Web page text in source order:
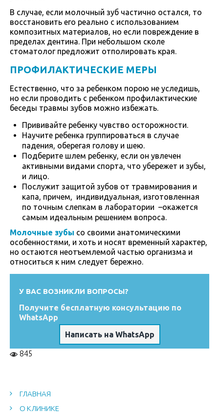
В случае, если молочный зуб частично остался, то
восстановить его реально с использованием
композитных материалов, но если повреждение в
пределах дентина. При небольшом сколе
стоматолог предложит отполировать края.
ПРОФИЛАКТИЧЕСКИЕ МЕРЫ
Естественно, что за ребенком порою не уследишь,
но если проводить с ребенком профилактические
беседы травмы зубов можно избежать.
Прививайте ребенку чувство осторожности.
Научите ребенка группироваться в случае
падения, оберегая голову и шею.
Подберите шлем ребенку, если он увлечен
активными видами спорта, что убережет и зубы,
и лицо.
Послужит защитой зубов от травмирования и
капа, причем, индивидуальная, изготовленная
по точным слепкам в лаборатории –окажется
самым идеальным решением вопроса.
Молочные зубы со своими анатомическими
особенностями, и хоть и носят временный характер,
но остаются неотъемлемой частью организма и
относиться к ним следует бережно.
У ВАС ВОЗНИКЛИ ВОПРОСЫ?
Получите бесплатную консультацию по
WhatsApp
Написать на WhatsApp
845
ГЛАВНАЯ
О КЛИНИКЕ